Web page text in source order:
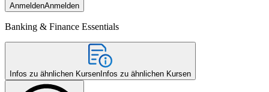
AnmeldenAnmelden
Banking & Finance Essentials
Infos zu ähnlichen Kursen Infos zu ähnlichen Kursen